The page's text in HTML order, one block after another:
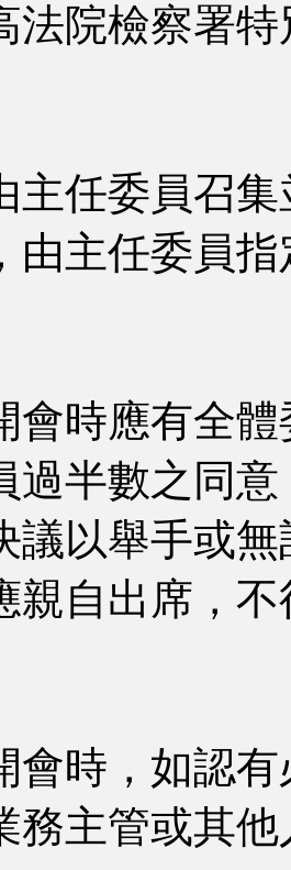
院檢察署特
任委員召集
由主任委員
時應有全體
過半數之同
以舉手或無
自出席，不
時，如認有
務主管或其